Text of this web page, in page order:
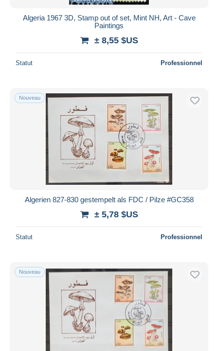
Algeria 1967 3D, Stamp out of set, Mint NH, Art - Cave
Paintings
± 8,55 $US
Statut Professionnel
Nouveau
Algerien 827-830 gestempelt als FDC / Pilze #GC358
± 5,78 $US
Statut Professionnel
Nouveau